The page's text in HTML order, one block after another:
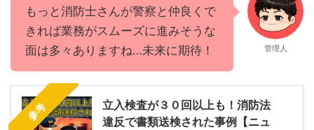
もっと消防士さんが警察と仲良くで
きれば業務がスムーズに進みそうな
面は多々ありますね…未来に期待！
管理人
参考
立入検査が３０回以上も！消防法
違反で書類送検された事例【ニュ